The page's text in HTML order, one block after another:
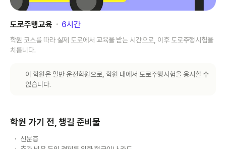
도로주행교육 ･ 6시간
학원 코스를 따라 실제 도로에서 교육을 받는 시간으로, 이후 도로주행시험을
치릅니다.
이 학원은 일반 운전학원으로, 학원 내에서 도로주행시험을 응시할 수
없습니다.
학원 가기 전, 챙길 준비물
신분증